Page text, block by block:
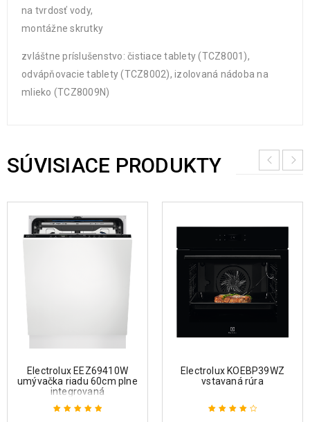
na tvrdosť vody,
montážne skrutky
zvláštne príslušenstvo: čistiace tablety (TCZ8001),
odvápňovacie tablety (TCZ8002), izolovaná nádoba na
mlieko (TCZ8009N)
SÚVISIACE PRODUKTY
Electrolux EEZ69410W
umývačka riadu 60cm plne
integrovaná
Electrolux KOEBP39WZ
vstavaná rúra